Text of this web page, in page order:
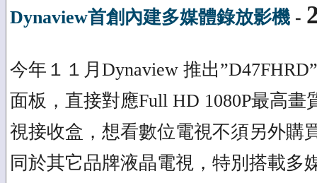
Dynaview首創內建多媒體錄放影機 -
今年１１月Dynaview 推出
面板，直接對應Full HD 1080P最高畫
視接收盒，想看數位電視不須另外購
同於其它品牌液晶電視，特別搭載多